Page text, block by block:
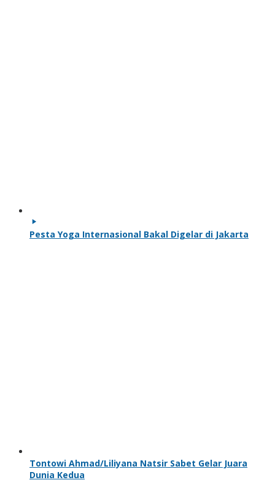
Pesta Yoga Internasional Bakal Digelar di Jakarta
Tontowi Ahmad/Liliyana Natsir Sabet Gelar Juara
Dunia Kedua